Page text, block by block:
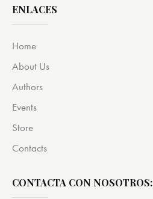
ENLACES
Home
About Us
Authors
Events
Store
Contacts
CONTACTA CON NOSOTROS: